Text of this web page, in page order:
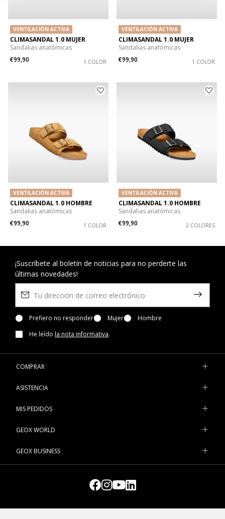
VENTILACIÓN ACTIVA
CLIMASANDAL 1.0 MUJER
Sandalias anatómicas
€99,90
1 COLOR
VENTILACIÓN ACTIVA
CLIMASANDAL 1.0 MUJER
Sandalias anatómicas
€99,90
1 COLOR
VENTILACIÓN ACTIVA
CLIMASANDAL 1.0 HOMBRE
Sandalias anatómicas
€99,90
1 COLOR
VENTILACIÓN ACTIVA
CLIMASANDAL 1.0 HOMBRE
Sandalias anatómicas
€99,90
2 COLORES
¡Suscríbete al boletín de noticias para no perderte las
últimas novedades!
Prefiero no responder Mujer
Hombre
He leído la nota informativa.
COMPRAR
ASISTENCIA
MIS PEDIDOS
GEOX WORLD
GEOX BUSINESS